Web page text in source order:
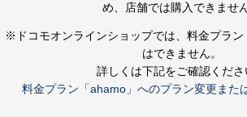
め、店舗では購入できません
※ドコモオンラインショップでは、料金プラ
はできません。
詳しくは下記をご確認くださ
料金プラン「ahamo」へのプラン変更また